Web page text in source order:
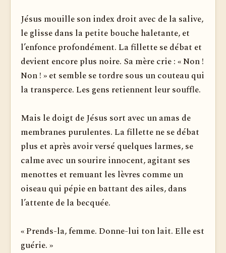
Jésus mouille son index droit avec de la salive,
le glisse dans la petite bouche haletante, et
l’enfonce profondément. La fillette se débat et
devient encore plus noire. Sa mère crie : « Non !
Non ! » et semble se tordre sous un couteau qui
la transperce. Les gens retiennent leur souffle.
Mais le doigt de Jésus sort avec un amas de
membranes purulentes. La fillette ne se débat
plus et après avoir versé quelques larmes, se
calme avec un sourire innocent, agitant ses
menottes et remuant les lèvres comme un
oiseau qui pépie en battant des ailes, dans
l’attente de la becquée.
« Prends-la, femme. Donne-lui ton lait. Elle est
guérie. »